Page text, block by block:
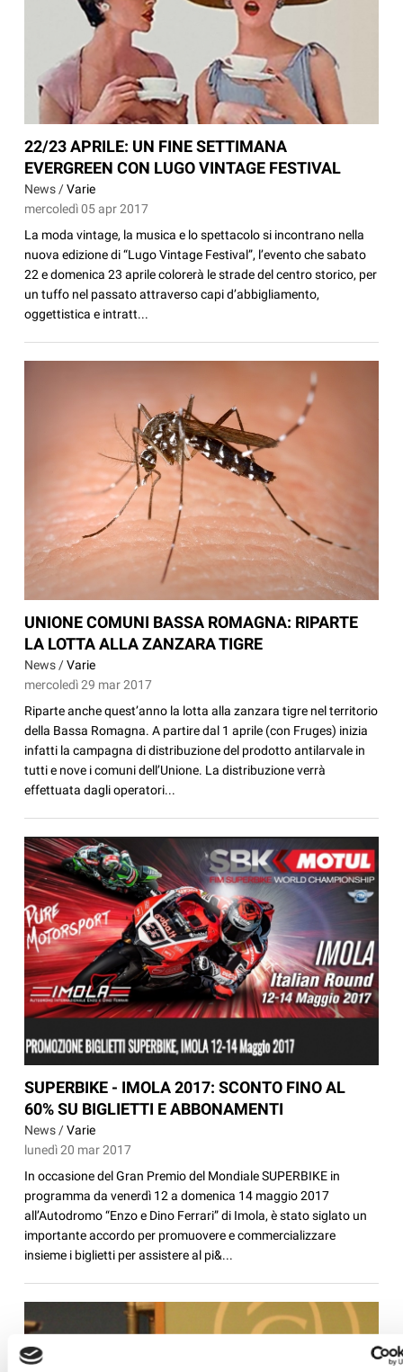
22/23 APRILE: UN FINE SETTIMANA
EVERGREEN CON LUGO VINTAGE FESTIVAL
News /Varie
mercoledì 05 apr 2017
La moda vintage, la musica e lo spettacolo si incontrano nella
nuova edizione di “Lugo Vintage Festival”, l’evento che sabato
22 e domenica 23 aprile colorerà le strade del centro storico, per
un tuffo nel passato attraverso capi d’abbigliamento,
oggettistica e intratt...
UNIONE COMUNI BASSA ROMAGNA: RIPARTE
LA LOTTA ALLA ZANZARA TIGRE
News /Varie
mercoledì 29 mar 2017
Riparte anche quest’anno la lotta alla zanzara tigre nel territorio
della Bassa Romagna. A partire dal 1 aprile (con Fruges) inizia
infatti la campagna di distribuzione del prodotto antilarvale in
tutti e nove i comuni dell’Unione. La distribuzione verrà
effettuata dagli operatori...
SUPERBIKE - IMOLA 2017: SCONTO FINO AL
60% SU BIGLIETTI E ABBONAMENTI
News /Varie
lunedì 20 mar 2017
In occasione del Gran Premio del Mondiale SUPERBIKE in
programma da venerdì 12 a domenica 14 maggio 2017
all’Autodromo “Enzo e Dino Ferrari” di Imola, è stato siglato un
importante accordo per promuovere e commercializzare
insieme i biglietti per assistere al pi&...